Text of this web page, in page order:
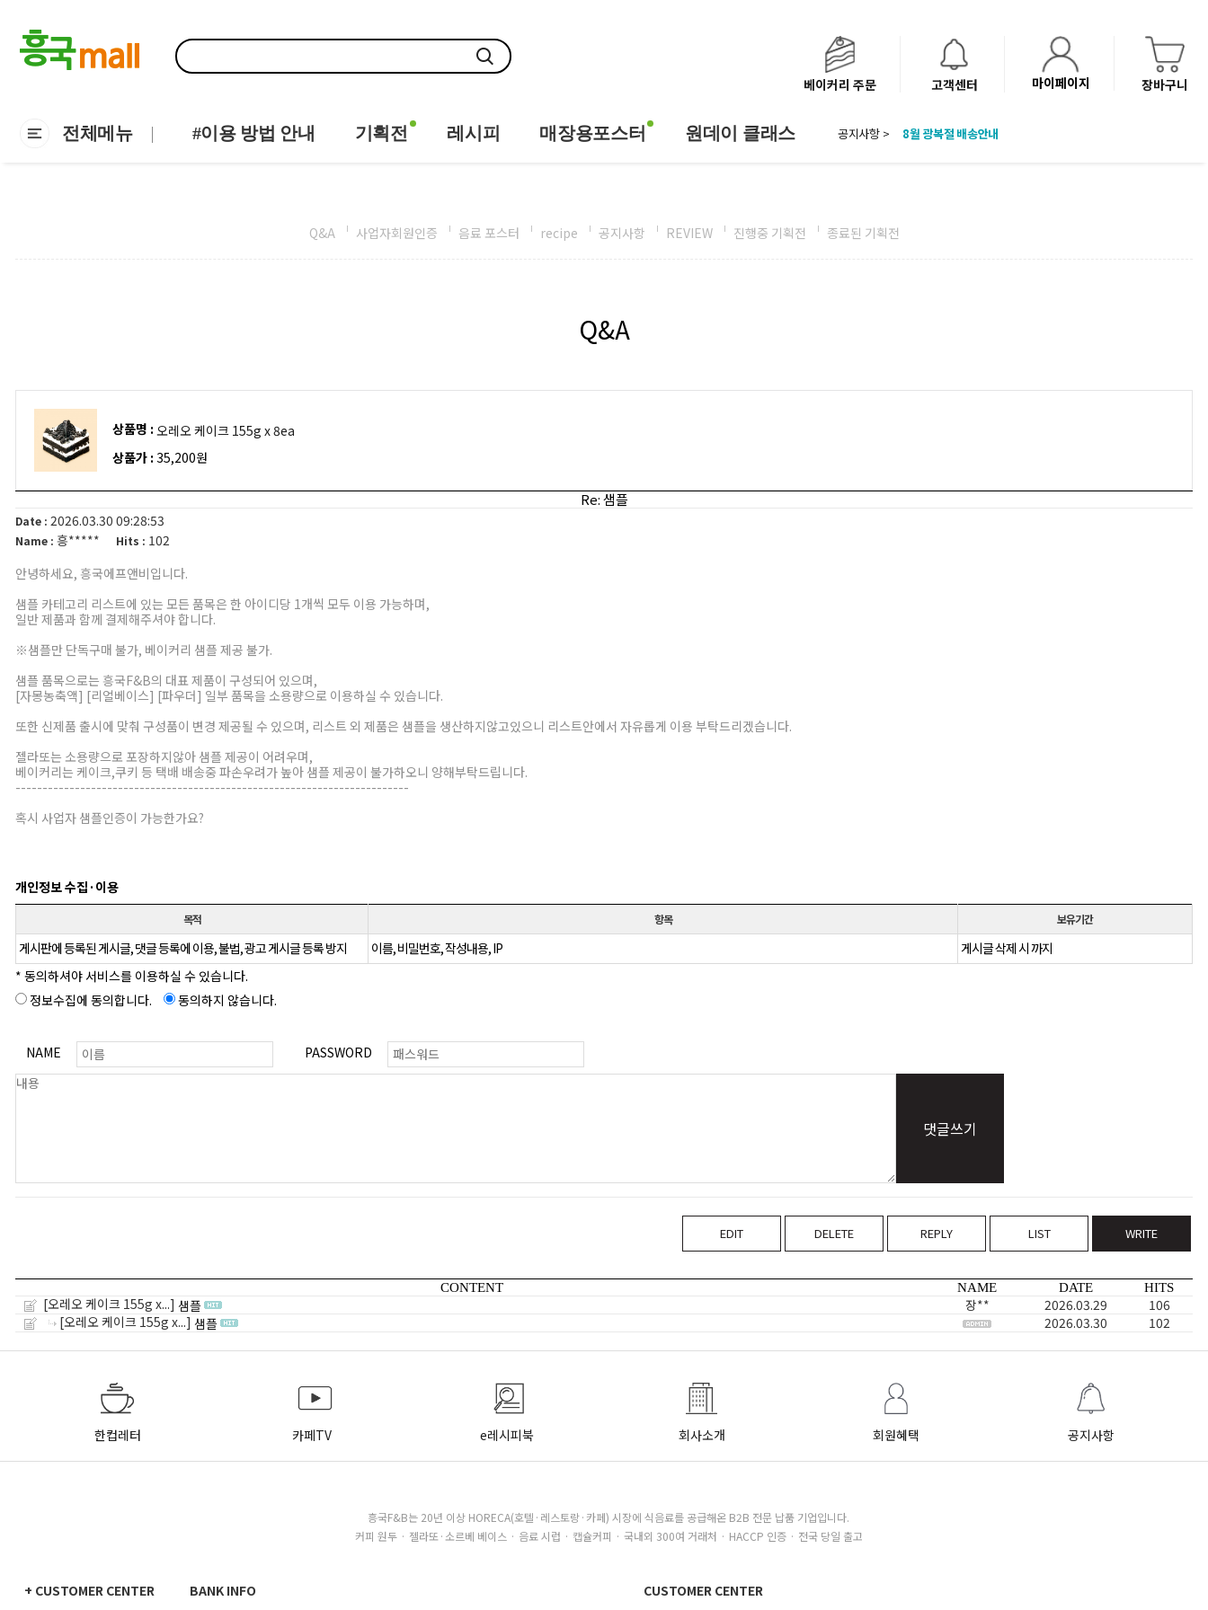
베이커리 주문 고객센터 마이페이지 장바구니
전체메뉴 #이용 방법 안내 기획전 레시피 매장용포스터 원데이 클래스 공지사항 >
8월 광복절 배송안내
Q&A 사업자회원인증 음료 포스터 recipe 공지사항 REVIEW 진행중 기획전 종료된 기획전
Q&A
상품명 : 오레오 케이크 155g x 8ea
상품가 : 35,200원
Re: 샘플
Date : 2026.03.30 09:28:53
Name : 흥***** Hits : 102
안녕하세요, 흥국에프앤비입니다.
샘플 카테고리 리스트에 있는 모든 품목은 한 아이디당 1개씩 모두 이용 가능하며,
일반 제품과 함께 결제해주셔야 합니다.
※샘플만 단독구매 불가, 베이커리 샘플 제공 불가.
샘플 품목으로는 흥국F&B의 대표 제품이 구성되어 있으며,
[자몽농축액] [리얼베이스] [파우더] 일부 품목을 소용량으로 이용하실 수 있습니다.
또한 신제품 출시에 맞춰 구성품이 변경 제공될 수 있으며, 리스트 외 제품은 샘플을 생산하지않고있으니 리스트안에서 자유롭게 이용 부탁드리겠습니다.
젤라또는 소용량으로 포장하지않아 샘플 제공이 어려우며,
베이커리는 케이크,쿠키 등 택배 배송중 파손우려가 높아 샘플 제공이 불가하오니 양해부탁드립니다.
-------------------------------------------------------------------------
혹시 사업자 샘플인증이 가능한가요?
개인정보 수집·이용
목적 항목 보유기간
게시판에 등록된 게시글, 댓글 등록에 이용, 불법, 광고 게시글 등록 방지 이름, 비밀번호, 작성내용, IP
게시글 삭제 시 까지
* 동의하셔야 서비스를 이용하실 수 있습니다.
정보수집에 동의합니다.
동의하지 않습니다.
NAME PASSWORD
댓글쓰기
EDIT DELETE REPLY LIST WRITE
CONTENT NAME DATE HITS
[오레오 케이크 155g x...] 샘플 장** 2026.03.29
106
[오레오 케이크 155g x...] 샘플 2026.03.30 102
한컵레터 카페TV e레시피북 회사소개 회원혜택 공지사항
흥국F&B는 20년 이상 HORECA(호텔·레스토랑·카페) 시장에 식음료를 공급해온 B2B 전문 납품 기업입니다.
커피 원두 · 젤라또·소르베 베이스 · 음료 시럽 · 캡슐커피 · 국내외 300여 거래처 · HACCP 인증 · 전국 당일 출고
+ CUSTOMER CENTER BANK INFO CUSTOMER CENTER